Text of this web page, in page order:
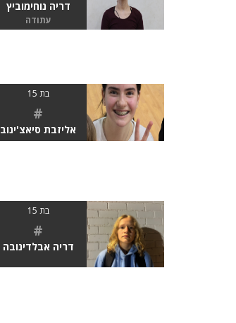
דריה נוחימוביץ
עתודה
בת 15
#
אליזבת סיאצ'ינוב
בת 15
#
דריה אבלדינובה